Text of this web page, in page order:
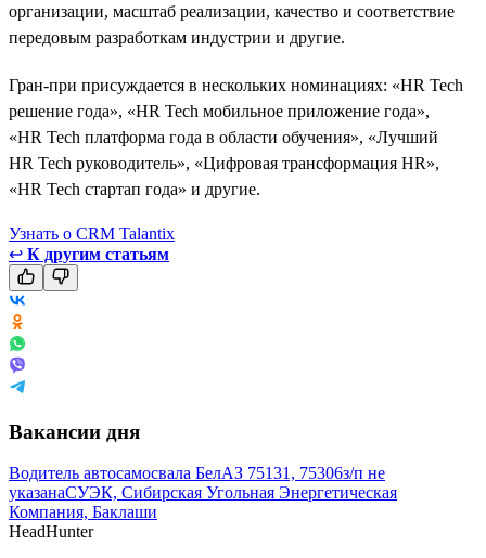
организации, масштаб реализации, качество и соответствие
передовым разработкам индустрии и другие.
Гран-при присуждается в нескольких номинациях: «HR Tech
решение года», «HR Tech мобильное приложение года»,
«HR Tech платформа года в области обучения», «Лучший
HR Tech руководитель», «Цифровая трансформация HR»,
«HR Tech стартап года» и другие.
Узнать о CRM Talantix
↩ К другим статьям
Вакансии дня
Водитель автосамосвала БелАЗ 75131, 75306з/п не
указанаСУЭК, Сибирская Угольная Энергетическая
Компания, Баклаши
HeadHunter